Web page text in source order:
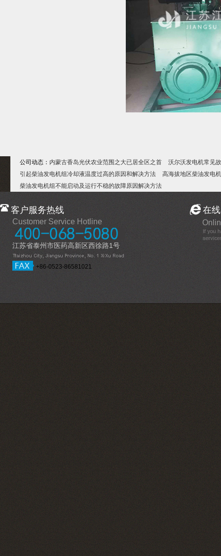
公司动态： 内蒙古香岛光伏农业范围之大已居全区之首
沃尔沃发电机常见
引起柴油发电机组冷却液温度过高的原因和解决方法
高海拔地区柴油发电
柴油发电机组不能启动及运行不稳的故障原因解决方法
客户服务热线
Customer Service Hotline
江苏省泰州市医药高新区西徐路1号
+86-0523-86581021
在